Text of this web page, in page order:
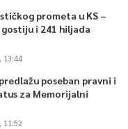
prometa u KS –
i 241 hiljada
13:44
poseban pravni i
za Memorijalni
11:52